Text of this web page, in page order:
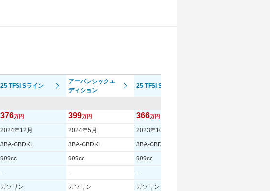
25 TFSI Sライン
アーバンシックエ
ディション
25 TFSI Sライン
376万円 399万円 366万円
2024年12月 2024年5月 2023年10月
3BA-GBDKL 3BA-GBDKL 3BA-GBDKL
999cc 999cc 999cc
- - -
ガソリン ガソリン ガソリン